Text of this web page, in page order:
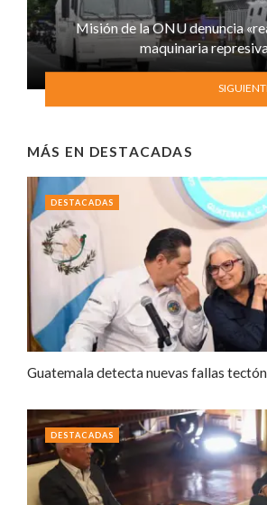
Misión de la ONU denuncia
maquinaria
MÁS EN DESTACADAS
Guatemala detecta nuevas fallas
DESTACADAS
DESTACADAS